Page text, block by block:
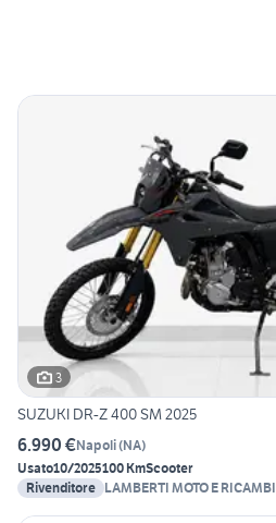
3
SUZUKI DR-Z 400 SM 2025
6.990 €Napoli(NA)
Usato10/2025100 KmScooter
Rivenditore LAMBERTI MOTO E RICAMBI